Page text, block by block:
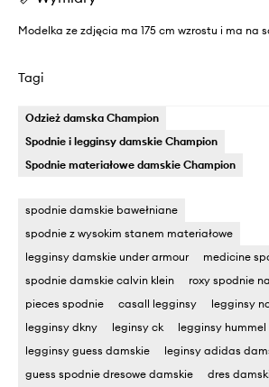
Modelka ze zdjęcia ma 175 cm wzrostu i ma na
Tagi
Odzież damska Champion
Spodnie i legginsy damskie Champion
Spodnie materiałowe damskie Champion
spodnie damskie bawełniane
spodnie z wysokim stanem materiałowe
legginsy damskie under armour
medicine
spodnie damskie calvin klein
roxy spodnie
pieces spodnie
casall legginsy
legginsy
legginsy dkny
leginsy ck
legginsy hummel
legginsy guess damskie
leginsy adidas
guess spodnie dresowe damskie
dres